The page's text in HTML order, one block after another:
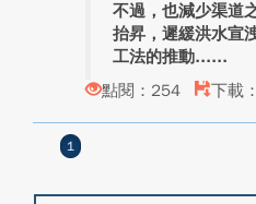
不過，也減少渠道
抬昇，遲緩洪水宣
工法的推動...
點閱：254
下載
1